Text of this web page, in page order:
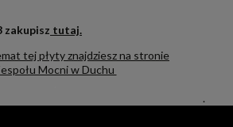
zakupisz tutaj.
tej płyty znajdziesz na stronie
Mocni w Duchu
.